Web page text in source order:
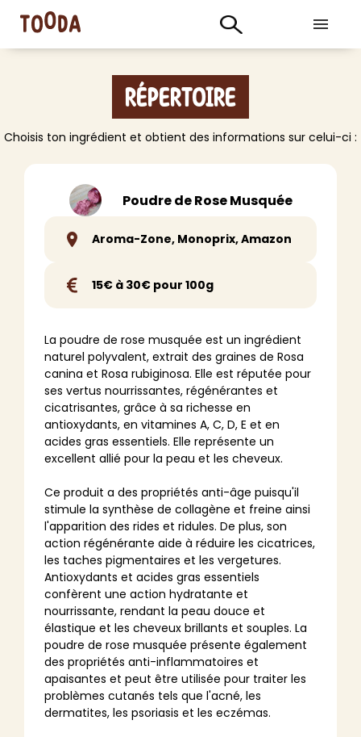
Répertoire
Choisis ton ingrédient et obtient des informations sur celui-ci :
Poudre de Rose Musquée
Aroma-Zone, Monoprix, Amazon
15€ à 30€ pour 100g
La poudre de rose musquée est un ingrédient
naturel polyvalent, extrait des graines de Rosa
canina et Rosa rubiginosa. Elle est réputée pour
ses vertus nourrissantes, régénérantes et
cicatrisantes, grâce à sa richesse en
antioxydants, en vitamines A, C, D, E et en
acides gras essentiels. Elle représente un
excellent allié pour la peau et les cheveux.
Ce produit a des propriétés anti-âge puisqu'il
stimule la synthèse de collagène et freine ainsi
l'apparition des rides et ridules. De plus, son
action régénérante aide à réduire les cicatrices,
les taches pigmentaires et les vergetures.
Antioxydants et acides gras essentiels
confèrent une action hydratante et
nourrissante, rendant la peau douce et
élastique et les cheveux brillants et souples. La
poudre de rose musquée présente également
des propriétés anti-inflammatoires et
apaisantes et peut être utilisée pour traiter les
problèmes cutanés tels que l'acné, les
dermatites, les psoriasis et les eczémas.